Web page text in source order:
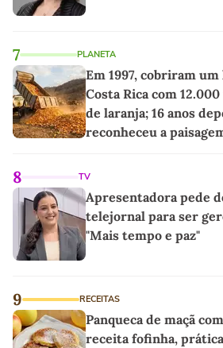
7 PLANETA
Em 1997, cobriram
Costa Rica com
de laranja; 16 anos
reconheceu a
8 TV
Apresentadora pede
telejornal para ser
"Mais tempo e paz"
9 RECEITAS
Panqueca de maçã
receita fofinha,